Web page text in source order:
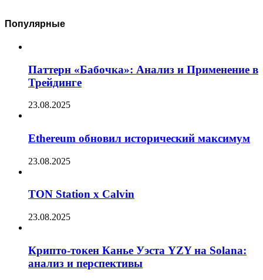
Популярные
Паттерн «Бабочка»: Анализ и Применение в
Трейдинге
23.08.2025
Ethereum обновил исторический максимум
23.08.2025
TON Station x Calvin
23.08.2025
Крипто-токен Канье Уэста YZY на Solana:
анализ и перспективы